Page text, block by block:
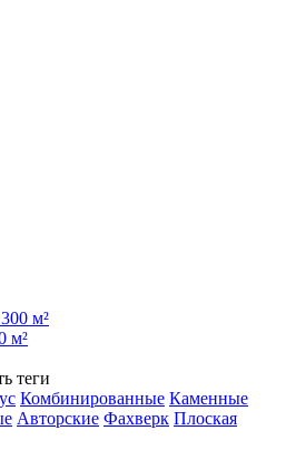
м²
м²
теги
Комбинированные Каменные
Авторские Фахверк Плоская